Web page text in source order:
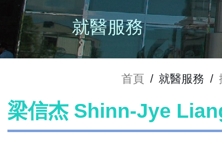
就醫服務
首頁 / 就醫服務 /
梁信杰 Shinn-Jye